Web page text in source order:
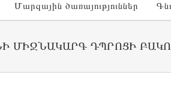
Մարզային ծառայություններ
ՄԻՋՆԱԿԱՐԳ ԴՊՐՈՑԻ